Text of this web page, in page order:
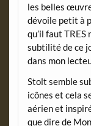
les belles
dévoile petit à
qu’il faut
subtilité de ce
dans mon
Stolt semble
icônes et cela
aérien et
que dire de